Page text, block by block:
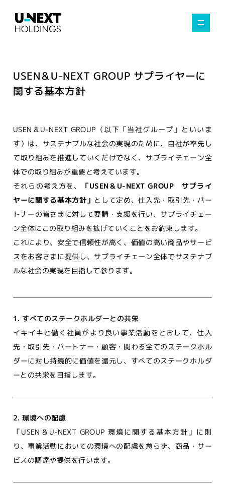
USEN＆U-NEXT GROUP サプライヤーに
関する基本方針
USEN＆U-NEXT GROUP（以下「当社グループ」といいま
す）は、サステナブルな社会の実現のために、自社が率先し
て取り組みを推進していくだけでなく、サプライチェーン全
体での取り組みが重要と考えています。
それらの考え方を、
「USEN＆U-NEXT GROUP サプライ
ヤーに関する基本方針」 として定め、仕入先・取引先・パー
トナーの皆さまに対して要請・支援を行い、サプライチェー
ン全体にこの取り組みを拡げていくことをお約束します。
これにより、安全で信頼性が高く、価値の高い商品やサービ
スをお客さまに提供し、サプライチェーン全体でサステナブ
ルな社会の実現を目指して参ります。
1. すべてのステークホルダーとの共栄
イキイキと働く社員がより良い事業活動をとおして、仕入
先・取引先・パートナー・顧客・関わる全てのステークホル
ダーに対し持続的に価値を還元し、すべてのステークホルダ
ーとの共栄を目指します。
2. 環境への配慮
「 USEN＆U-NEXT GROUP 環境に関する基本方針 」に則
り、事業活動においての環境への配慮を怠らず、商品・サー
ビスの調達や提供を行います。